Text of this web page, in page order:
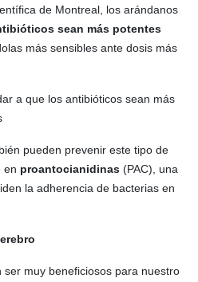
de Montreal, los arándanos
sean más potentes
más sensibles ante dosis más
a que los antibióticos sean más
pueden prevenir este tipo de
en proantocianidinas (PAC), una
la adherencia de bacterias en
muy beneficiosos para nuestro